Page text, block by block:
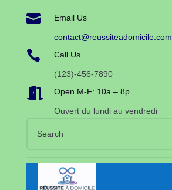
 Email Us
contact@reussiteadomicile.com
 Call Us
(123)-456-7890
 Open M-F: 10a – 8p
Ouvert du lundi au vendredi